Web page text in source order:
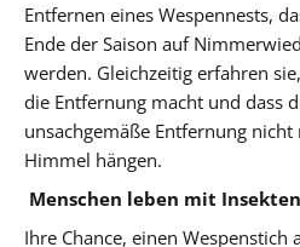
Entfernen eines Wespennests,
Ende der Saison auf
werden. Gleichzeitig erfahren
die Entfernung macht und dass
unsachgemäße Entfernung
Himmel hängen.
Menschen leben mit
Ihre Chance, einen